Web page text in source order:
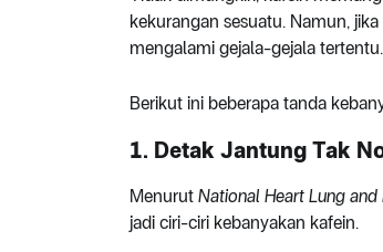
kekurangan sesuatu. Namun,
mengalami gejala-gejala tertentu.
Berikut ini beberapa tanda
1. Detak Jantung Tak
Menurut National Heart Lung
jadi ciri-ciri kebanyakan kafein.